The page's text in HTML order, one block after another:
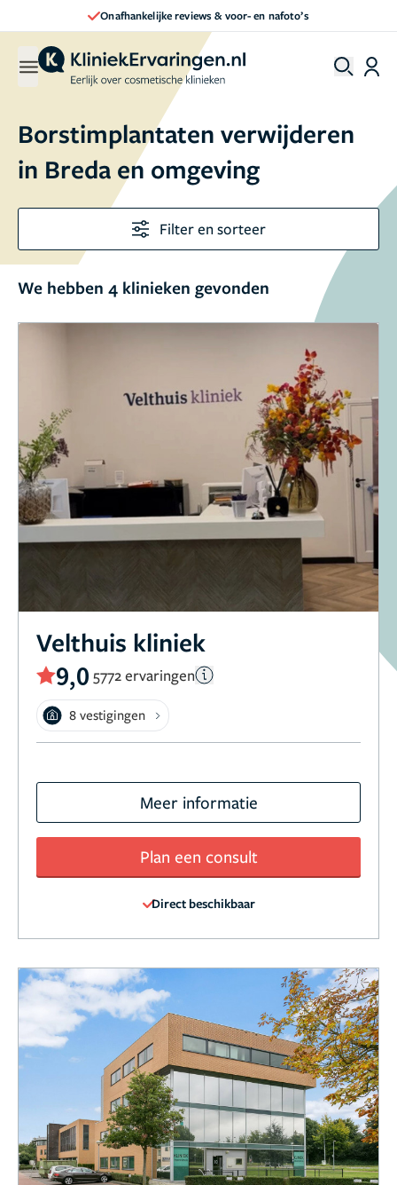
Onafhankelijke reviews & voor- en nafoto’s
Borstimplantaten verwijderen
in Breda en omgeving
Filter en sorteer
We hebben 4 klinieken gevonden
Velthuis kliniek
9,0 5772 ervaringen
8 vestigingen
Meer informatie
Plan een consult
Direct beschikbaar